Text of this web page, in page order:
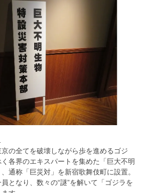
の全てを破壊しながら歩を進めるゴジ
各界のエキスパートを集めた「巨大不明
通称「巨災対」を新宿歌舞伎町に設置。
となり、数々の“謎”を解いて「ゴジラを